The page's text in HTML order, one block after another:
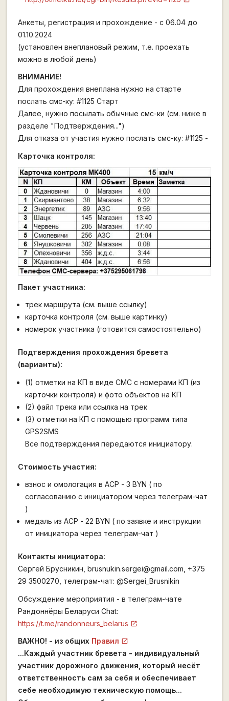
Анкеты, регистрация и прохождение - с 06.04 до
01.10.2024
(установлен внеплановый режим, т.е. проехать
можно в любой день)
ВНИМАНИЕ!
Для прохождения внеплана нужно на старте
послать смс-ку: #1125 Старт
Далее, нужно посылать обычные смс-ки (см. ниже в
разделе "Подтверждения...")
Для отказа от участия нужно послать смс-ку: #1125 -
Карточка контроля:
Пакет участника:
трек маршрута (см. выше ссылку)
карточка контроля (см. выше картинку)
номерок участника (готовится самостоятельно)
Подтверждения прохождения бревета
(варианты):
(1) отметки на КП в виде СМС c номерами КП (из
карточки контроля) и фото объектов на КП
(2) файл трека или ссылка на трек
(3) отметки на КП с помощью программ типа
GPS2SMS
Все подтверждения передаются инициатору.
Стоимость участия:
взнос и омологация в АСР - 3 BYN ( по
согласованию с инициатором через телеграм-чат
)
медаль из АСР - 22 BYN ( по заявке и инструкции
от инициатора через телеграм-чат )
Контакты инициатора:
Сергей Брусникин, brusnukin.sergei@gmail.com, +375
29 3500270, телеграм-чат: @Sergei_Brusnikin
Обсуждение мероприятия - в телеграм-чате
Рандоннёры Беларуси Chat:
https://t.me/randonneurs_belarus
ВАЖНО! - из общих Правил
...Каждый участник бревета - индивидуальный
участник дорожного движения, который несёт
ответственность сам за себя и обеспечивает
себе необходимую техническую помощь...